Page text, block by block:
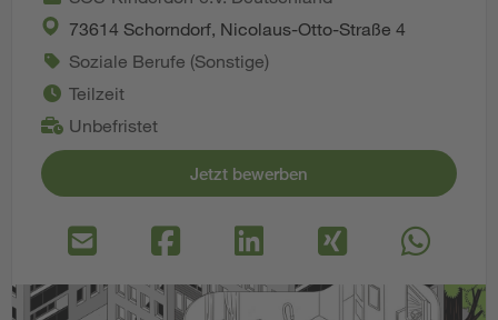
73614 Schorndorf, Nicolaus-Otto-Straße 4
Soziale Berufe (Sonstige)
Teilzeit
Unbefristet
Jetzt bewerben